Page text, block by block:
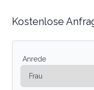
Kostenlose
Anrede